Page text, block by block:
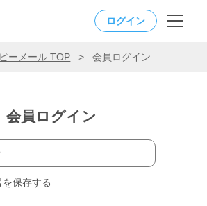
ログイン
ーメール TOP > 会員ログイン
会員ログイン
保存する